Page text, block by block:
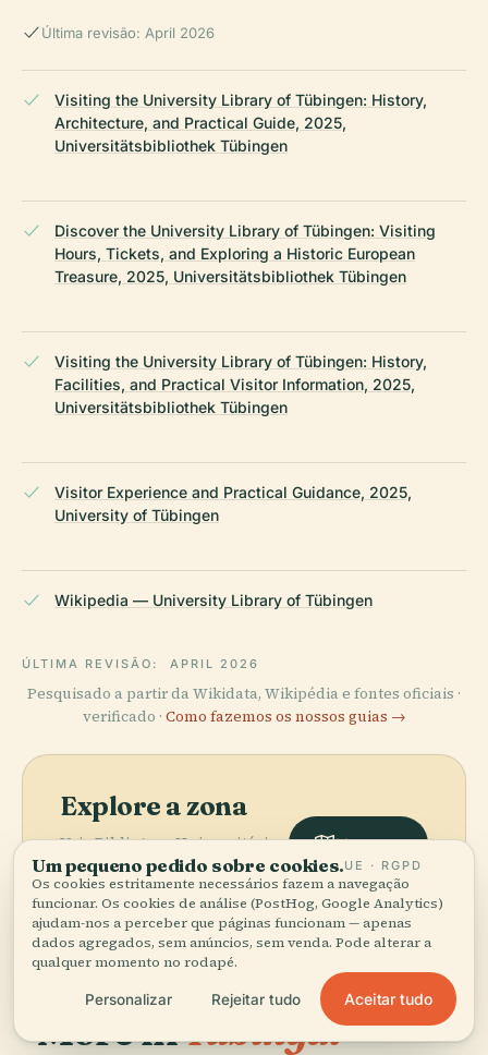
Última revisão: April 2026
Visiting the University Library of Tübingen: History,
Architecture, and Practical Guide, 2025,
Universitätsbibliothek Tübingen
Discover the University Library of Tübingen: Visiting
Hours, Tickets, and Exploring a Historic European
Treasure, 2025, Universitätsbibliothek Tübingen
Visiting the University Library of Tübingen: History,
Facilities, and Practical Visitor Information, 2025,
Universitätsbibliothek Tübingen
Visitor Experience and Practical Guidance, 2025,
University of Tübingen
Wikipedia — University Library of Tübingen
ÚLTIMA REVISÃO: APRIL 2026
Pesquisado a partir da Wikidata, Wikipédia e fontes oficiais ·
verificado · Como fazemos os nossos guias →
Explore a zona
Veja Biblioteca Universitária
de Tübingen no mapa e
descubra o que há por perto.
Ver mapa
More inTubinga.
Um pequeno pedido sobre cookies.UE · RGPD
Os cookies estritamente necessários fazem a navegação
funcionar. Os cookies de análise (PostHog, Google Analytics)
ajudam-nos a perceber que páginas funcionam — apenas
dados agregados, sem anúncios, sem venda. Pode alterar a
qualquer momento no rodapé.
Personalizar Rejeitar tudo Aceitar tudo